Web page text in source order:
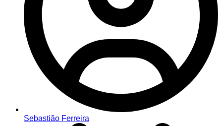
Sebastião Ferreira